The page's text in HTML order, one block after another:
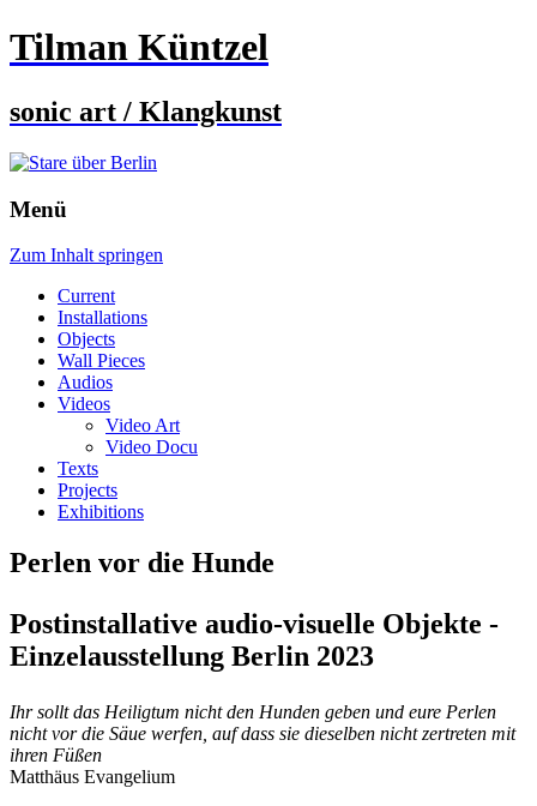
Tilman Küntzel
sonic art / Klangkunst
Menü
Zum Inhalt springen
Current
Installations
Objects
Wall Pieces
Audios
Videos
Video Art
Video Docu
Texts
Projects
Exhibitions
Perlen vor die Hunde
Postinstallative audio-visuelle Objekte -
Einzelausstellung Berlin 2023
Ihr sollt das Heiligtum nicht den Hunden geben und eure Perlen
nicht vor die Säue werfen, auf dass sie dieselben nicht zertreten mit
ihren Füßen
Matthäus Evangelium